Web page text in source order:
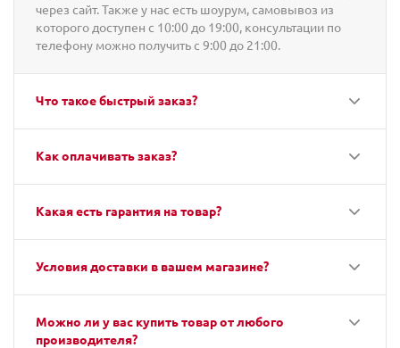
через сайт. Также у нас есть шоурум, самовывоз из
которого доступен с 10:00 до 19:00, консультации по
телефону можно получить с 9:00 до 21:00.
Что такое быстрый заказ?
Как оплачивать заказ?
Какая есть гарантия на товар?
Условия доставки в вашем магазине?
Можно ли у вас купить товар от любого
производителя?